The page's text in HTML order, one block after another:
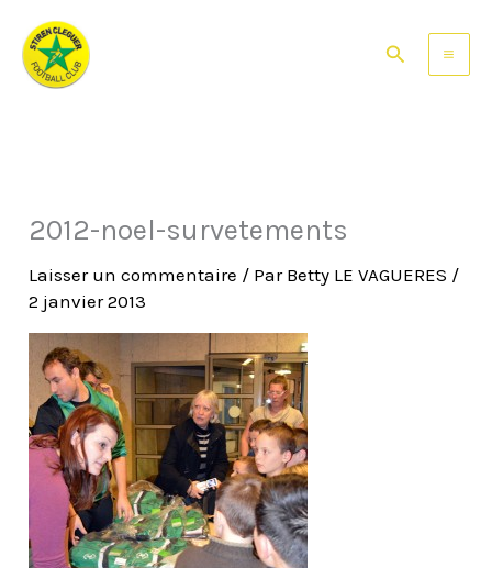
contenu
Rechercher
2012-noel-survetements
Laisser un commentaire / Par Betty LE VAGUERES /
2 janvier 2013